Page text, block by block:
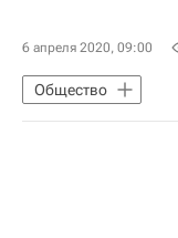
6 апреля 2020, 09:00
Общество
Уфимский нефтяной